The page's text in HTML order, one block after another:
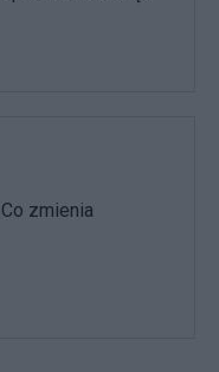
zmienia